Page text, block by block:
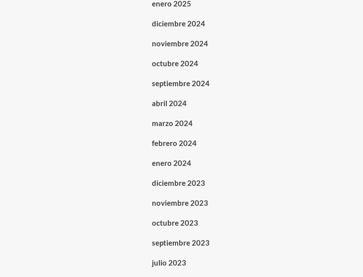
enero 2025
diciembre 2024
noviembre 2024
octubre 2024
septiembre 2024
abril 2024
marzo 2024
febrero 2024
enero 2024
diciembre 2023
noviembre 2023
octubre 2023
septiembre 2023
julio 2023